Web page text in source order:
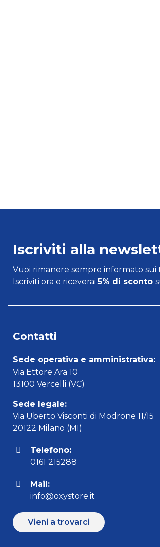
Iscriviti alla
Vuoi rimanere sempre informato
Iscriviti ora e riceverai5% di sconto
Contatti
Sede operativa e amministrativa:
Via Ettore Ara 10
13100 Vercelli (VC)
Sede legale:
Via Uberto Visconti di Modrone 11/15
20122 Milano (MI)
Telefono:
0161 215288
Mail:
info@oxystore.it
Vieni a trovarci